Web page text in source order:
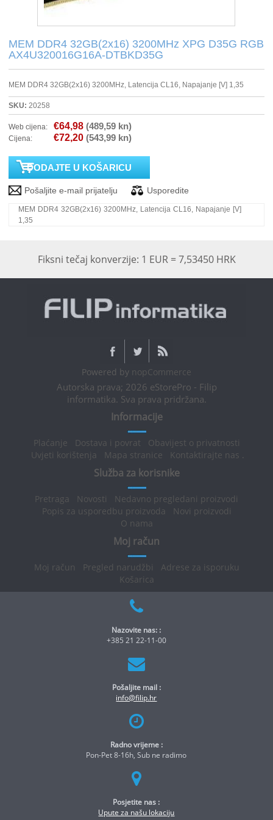
MONITORI
SOFTWARE
POS OPREMA
PROJEKTORI
ELEKTRIČNI ROMOBILI/BICIKLI
MEM DDR4 32GB(2x16) 3200MHz XPG D35G RGB
AX4U320016G16A-DTBKD35G
MEM DDR4 32GB(2x16) 3200MHz, Latencija CL16, Napajanje [V] 1,35
SKU: 20258
Web cijena: €64,98 (489,59 kn)
Cijena: €72,20 (543,99 kn)
MEM DDR4 32GB(2x16) 3200MHz, Latencija CL16, Napajanje [V]
1,35
Fiksni tečaj konverzije: 1 EUR = 7,53450 HRK
Powered by nopCommerce
Autorska prava; 2026 eStorePro - Filip
informatika. Sva prava pridržana.
Informacije
Plaćanje Dostava i povrat
Obavijest o privatnosti
Uvjeti korištenja
Mapa stranice Kontaktirajte nas .
Služba za korisnike
Pretraga Novosti
Nedavno pregledani proizvodi
Popis za usporedbu proizvoda
Novi proizvodi
O nama
Moj račun
Moj račun Pregled narudžbi
Adrese za isporuku
Košarica
Nazovite nas: :
+385 21 22-11-00
Pošaljite mail :
info@filip.hr
Radno vrijeme :
Pon-Pet 8-16h, Sub ne radimo
Posjetite nas :
Upute za našu lokaciju